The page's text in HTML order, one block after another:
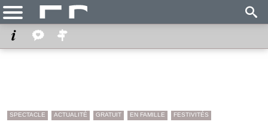
SPECTACLE ACTUALITÉ GRATUIT EN FAMILLE FESTIVITÉS